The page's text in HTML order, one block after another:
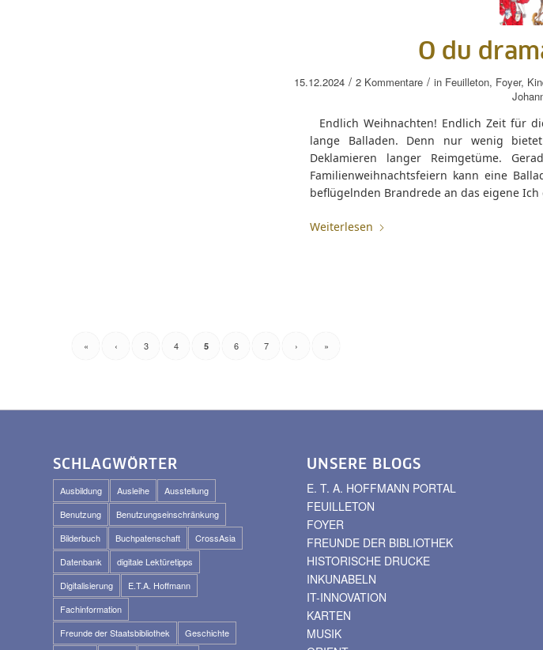
O du
15.12.2024 / 2 Kommentare / in Feuilleton, Foyer,
Endlich Weihnachten! Endlich Zeit für
lange Balladen. Denn nur wenig
Deklamieren langer Reimgetüme.
Familienweihnachtsfeiern kann eine
beflügelnden Brandrede an das eigene
Weiterlesen
« ‹ 3 4 5 6 7 › »
SCHLAGWÖRTER
Ausbildung Ausleihe
Ausstellung
Benutzung
Benutzungseinschränkung
Bilderbuch
Buchpatenschaft
CrossAsia
Datenbank
digitale Lektüretipps
Digitalisierung
E.T.A. Hoffmann
Fachinformation
Freunde der Staatsbibliothek
Geschichte
UNSERE BLOGS
E. T. A. HOFFMANN PORTAL
FEUILLETON
FOYER
FREUNDE DER BIBLIOTHEK
HISTORISCHE DRUCKE
INKUNABELN
IT-INNOVATION
KARTEN
MUSIK